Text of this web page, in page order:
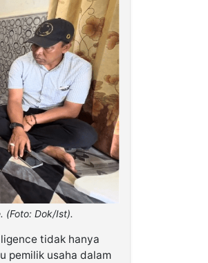
(Foto: Dok/Ist).
tidak hanya
pemilik usaha dalam